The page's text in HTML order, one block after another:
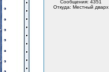
Сообщения: 4351
Откуда: Местный дварх